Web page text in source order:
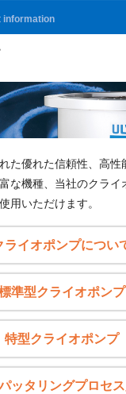
information
た優れた信頼性、高性
な機種、当社のクライ
用いただけます。
ライオポンプについ
準型クライオポンプ
特型クライオポンプ
ッタリングプロセス